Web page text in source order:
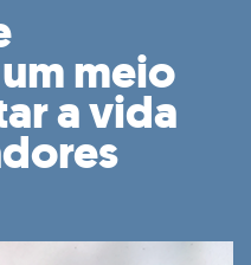
meio
a vida